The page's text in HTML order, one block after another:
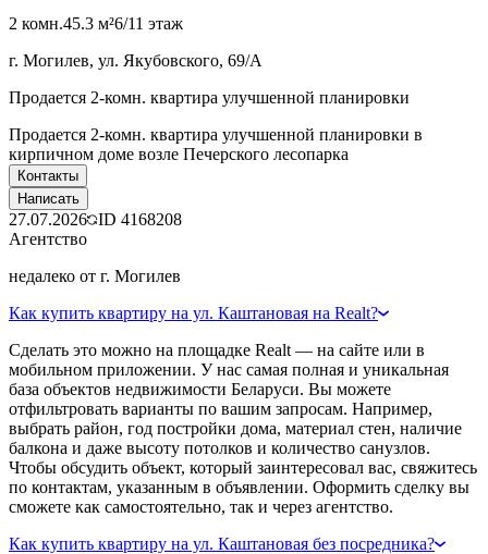
2 комн.45.3 м²6/11 этаж
г. Могилев, ул. Якубовского, 69/А
Продается 2-комн. квартира улучшенной планировки
Продается 2-комн. квартира улучшенной планировки в
кирпичном доме возле Печерского лесопарка
Контакты
Написать
27.07.2026 ID 4168208
Агентство
недалеко от г. Могилев
Как купить квартиру на ул. Каштановая на Realt?
Сделать это можно на площадке Realt — на сайте или в
мобильном приложении. У нас самая полная и уникальная
база объектов недвижимости Беларуси. Вы можете
отфильтровать варианты по вашим запросам. Например,
выбрать район, год постройки дома, материал стен, наличие
балкона и даже высоту потолков и количество санузлов.
Чтобы обсудить объект, который заинтересовал вас, свяжитесь
по контактам, указанным в объявлении. Оформить сделку вы
сможете как самостоятельно, так и через агентство.
Как купить квартиру на ул. Каштановая без посредника?